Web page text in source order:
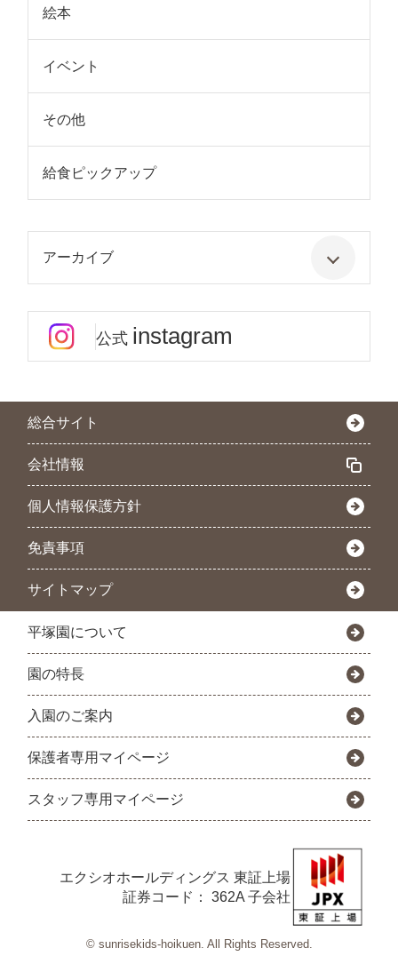
絵本
イベント
その他
給食ピックアップ
アーカイブ
公式 instagram
総合サイト
会社情報
個人情報保護方針
免責事項
サイトマップ
平塚園について
園の特長
入園のご案内
保護者専用マイページ
スタッフ専用マイページ
エクシオホールディングス 東証上場
証券コード： 362A 子会社
© sunrisekids-hoikuen. All Rights Reserved.